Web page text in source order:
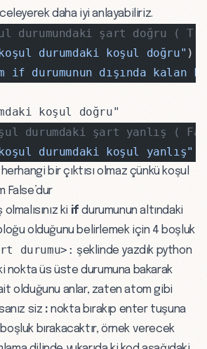
daha iyi anlayabiliriz.
durumundaki şart doğru (
durumdaki koşul doğru" )
if durumunun dışında kalan
koşul doğru"
durumdaki şart yanlış (
durumdaki koşul yanlış"
bir çıktısı olmaz çünkü koşul
False’dur
ki if durumunun altındaki
olduğunu belirlemek için 4 boşluk
durumu>: şeklinde yazdık python
nokta üs üste durumuna bakarak
olduğunu anlar, zaten atom gibi
siz : nokta bırakıp enter tuşuna
bırakacaktır, örnek verecek